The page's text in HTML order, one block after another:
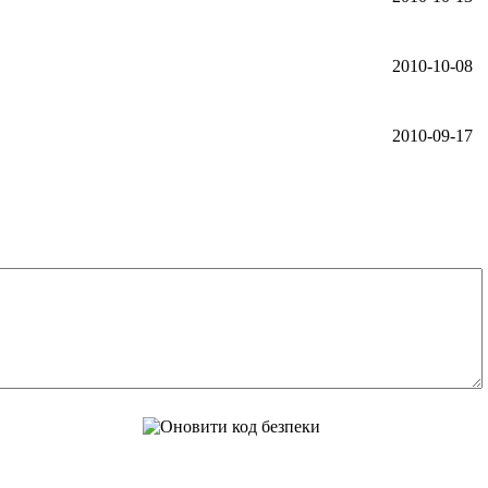
2010-10-08
2010-09-17